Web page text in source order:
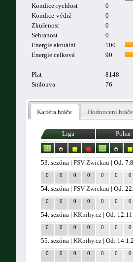
Kondice-rychlost
0
Kondice-výdrž
0
Zkušenost
0
Sehranost
0
Energie aktuální
100
Energie celková
90
Plat
8148
Smlouva
76
Kariéra hráče Hodnocení hráče
Liga Pohar
53. sezóna |FSV Zwickau | Od:
0 0 0 0 0 0 0
54. sezóna |FSV Zwickau | Od:
0 0 0 0 0 0 0
54. sezóna |KKnihy.cz | Od:
0 0 0 0 0 0 0
55. sezóna |KKnihy.cz | Od:
0 0 0 0 0 0 0